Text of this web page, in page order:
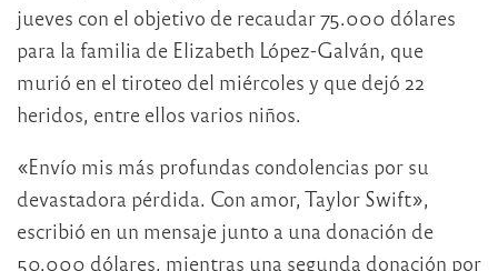
jueves con el objetivo de recaudar 75.000 dólares
para la familia de Elizabeth López-Galván, que
murió en el tiroteo del miércoles y que dejó 22
heridos, entre ellos varios niños.
«Envío mis más profundas condolencias por su
devastadora pérdida. Con amor, Taylor Swift»,
escribió en un mensaje junto a una donación de
50.000 dólares, mientras una segunda donación por